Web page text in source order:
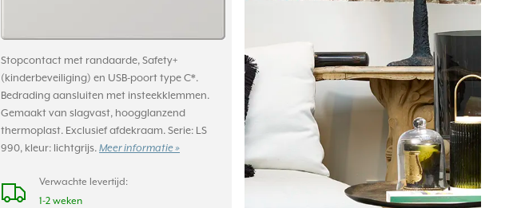
Stopcontact met randaarde, Safety+
(kinderbeveiliging) en USB-poort type C*.
Bedrading aansluiten met insteekklemmen.
Gemaakt van slagvast, hoogglanzend
thermoplast. Exclusief afdekraam. Serie: LS
990, kleur: lichtgrijs. Meer informatie »
Verwachte levertijd:
1-2 weken